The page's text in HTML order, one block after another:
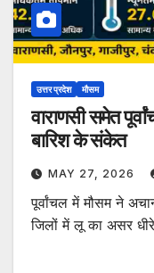
उत्तर प्रदेश मौसम
वाराणसी समेत
बारिश के संकेत
MAY 27, 2026
पूर्वांचल में मौसम ने
जिलों में लू का असर